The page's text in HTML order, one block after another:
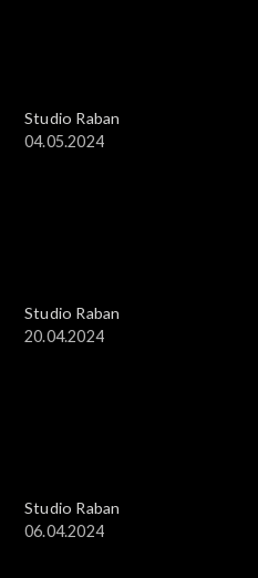
Studio Raban
04.05.2024
Studio Raban
20.04.2024
Studio Raban
06.04.2024